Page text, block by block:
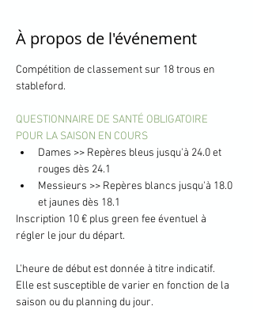
À propos de l'événement
Compétition de classement sur 18 trous en
stableford.
QUESTIONNAIRE DE SANTÉ OBLIGATOIRE
POUR LA SAISON EN COURS
Dames >> Repères bleus jusqu'à 24.0 et
rouges dès 24.1
Messieurs >> Repères blancs jusqu'à 18.0
et jaunes dès 18.1
Inscription 10 € plus green fee éventuel à
régler le jour du départ.
L'heure de début est donnée à titre indicatif.
Elle est susceptible de varier en fonction de la
saison ou du planning du jour.